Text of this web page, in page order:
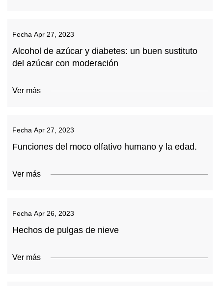
Fecha Apr 27, 2023
Alcohol de azúcar y diabetes: un buen sustituto
del azúcar con moderación
Ver más
Fecha Apr 27, 2023
Funciones del moco olfativo humano y la edad.
Ver más
Fecha Apr 26, 2023
Hechos de pulgas de nieve
Ver más